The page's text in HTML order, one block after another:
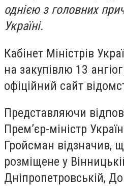
однією з головних
Україні.
Кабінет Міністрів
на закупівлю 13
офіційний сайт
Представляючи
Прем’єр-міністр
Гройсман відзначив,
розміщене у
Дніпропетровській,